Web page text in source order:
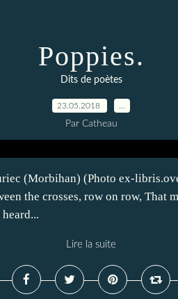
Poppies.
Dits de poètes
23.05.2018
Par Catheau
(Morbihan) (Photo ex-
the crosses, row on row, That
Lire la suite